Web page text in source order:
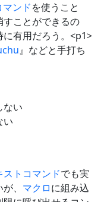
ンドを使うこと
すことができるの
に有用だろう。<p1>
』などと手打ち
ない
い
ストコマンドでも実
、 マクロに組み込